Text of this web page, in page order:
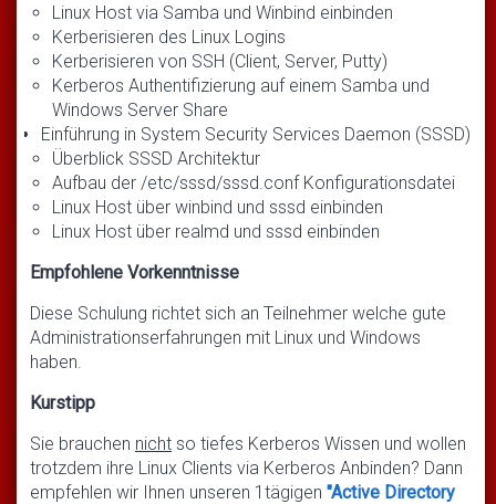
Linux Host via Samba und Winbind einbinden
Kerberisieren des Linux Logins
Kerberisieren von SSH (Client, Server, Putty)
Kerberos Authentifizierung auf einem Samba und
Windows Server Share
Einführung in System Security Services Daemon (SSSD)
Überblick SSSD Architektur
Aufbau der /etc/sssd/sssd.conf Konfigurationsdatei
Linux Host über winbind und sssd einbinden
Linux Host über realmd und sssd einbinden
Empfohlene Vorkenntnisse
Diese Schulung richtet sich an Teilnehmer welche gute
Administrationserfahrungen mit Linux und Windows
haben.
Kurstipp
Sie brauchen nicht so tiefes Kerberos Wissen und wollen
trotzdem ihre Linux Clients via Kerberos Anbinden? Dann
empfehlen wir Ihnen unseren 1tägigen "Active Directory